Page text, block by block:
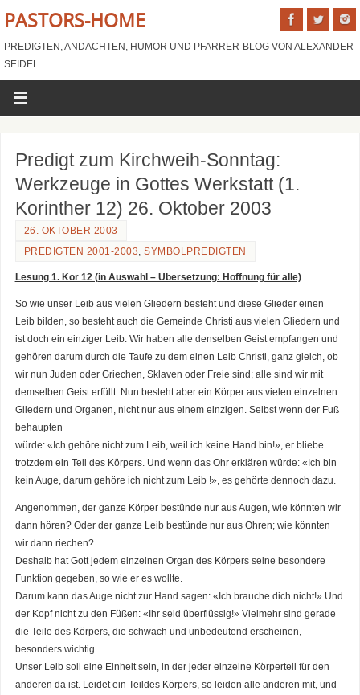
PASTORS-HOME
PREDIGTEN, ANDACHTEN, HUMOR UND PFARRER-BLOG VON ALEXANDER
SEIDEL
Predigt zum Kirchweih-Sonntag:
Werkzeuge in Gottes Werkstatt (1.
Korinther 12) 26. Oktober 2003
26. OKTOBER 2003
PREDIGTEN 2001-2003 ,SYMBOLPREDIGTEN
Lesung 1. Kor 12 (in Auswahl – Übersetzung: Hoffnung für alle)
So wie unser Leib aus vielen Gliedern besteht und diese Glieder einen
Leib bilden, so besteht auch die Gemeinde Christi aus vielen Gliedern und
ist doch ein einziger Leib. Wir haben alle denselben Geist empfangen und
gehören darum durch die Taufe zu dem einen Leib Christi, ganz gleich, ob
wir nun Juden oder Griechen, Sklaven oder Freie sind; alle sind wir mit
demselben Geist erfüllt. Nun besteht aber ein Körper aus vielen einzelnen
Gliedern und Organen, nicht nur aus einem einzigen. Selbst wenn der Fuß
behaupten
würde: «Ich gehöre nicht zum Leib, weil ich keine Hand bin!», er bliebe
trotzdem ein Teil des Körpers. Und wenn das Ohr erklären würde: «Ich bin
kein Auge, darum gehöre ich nicht zum Leib !», es gehörte dennoch dazu.
Angenommen, der ganze Körper bestünde nur aus Augen, wie könnten wir
dann hören? Oder der ganze Leib bestünde nur aus Ohren; wie könnten
wir dann riechen?
Deshalb hat Gott jedem einzelnen Organ des Körpers seine besondere
Funktion gegeben, so wie er es wollte.
Darum kann das Auge nicht zur Hand sagen: «Ich brauche dich nicht!» Und
der Kopf nicht zu den Füßen: «Ihr seid überflüssig!» Vielmehr sind gerade
die Teile des Körpers, die schwach und unbedeutend erscheinen,
besonders wichtig.
Unser Leib soll eine Einheit sein, in der jeder einzelne Körperteil für den
anderen da ist. Leidet ein Teildes Körpers, so leiden alle anderen mit, und